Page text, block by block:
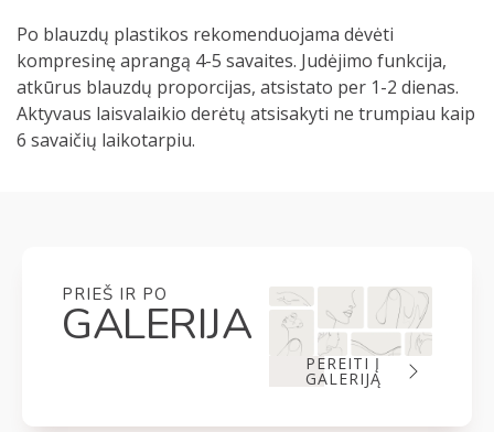
Po blauzdų plastikos rekomenduojama dėvėti
kompresinę aprangą 4-5 savaites. Judėjimo funkcija,
atkūrus blauzdų proporcijas, atsistato per 1-2 dienas.
Aktyvaus laisvalaikio derėtų atsisakyti ne trumpiau kaip
6 savaičių laikotarpiu.
PRIEŠ IR PO
GALERIJA
PEREITI Į
GALERIJĄ